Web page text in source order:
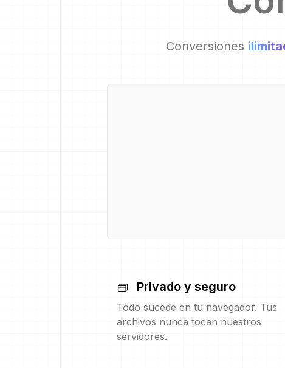
Conversiones
Privado y seguro
Todo sucede en tu navegador. Tus
archivos nunca tocan nuestros
servidores.